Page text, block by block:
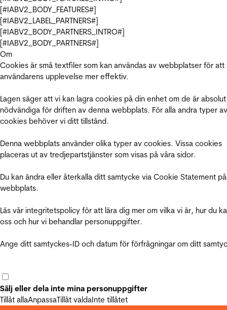
[#IABV2_BODY_FEATURES#]
[#IABV2_LABEL_PARTNERS#]
[#IABV2_BODY_PARTNERS_INTRO#]
[#IABV2_BODY_PARTNERS#]
Om
Cookies är små textfiler som kan användas av webbplatser för att
användarens upplevelse mer effektiv.
Lagen säger att vi kan lagra cookies på din enhet om de är absolut
nödvändiga för driften av denna webbplats. För alla andra typer av
cookies behöver vi ditt tillstånd.
Denna webbplats använder olika typer av cookies. Vissa cookies
placeras ut av tredjepartstjänster som visas på våra sidor.
Du kan ändra eller återkalla ditt samtycke via Cookie Statement
webbplats.
Läs vår integritetspolicy för att lära dig mer om vilka vi är, hur du
oss och hur vi behandlar personuppgifter.
Ange ditt samtyckes-ID och datum för förfrågningar om ditt
Sälj eller dela inte mina personuppgifter
Tillåt allaAnpassaTillåt valdaInte tillåtet